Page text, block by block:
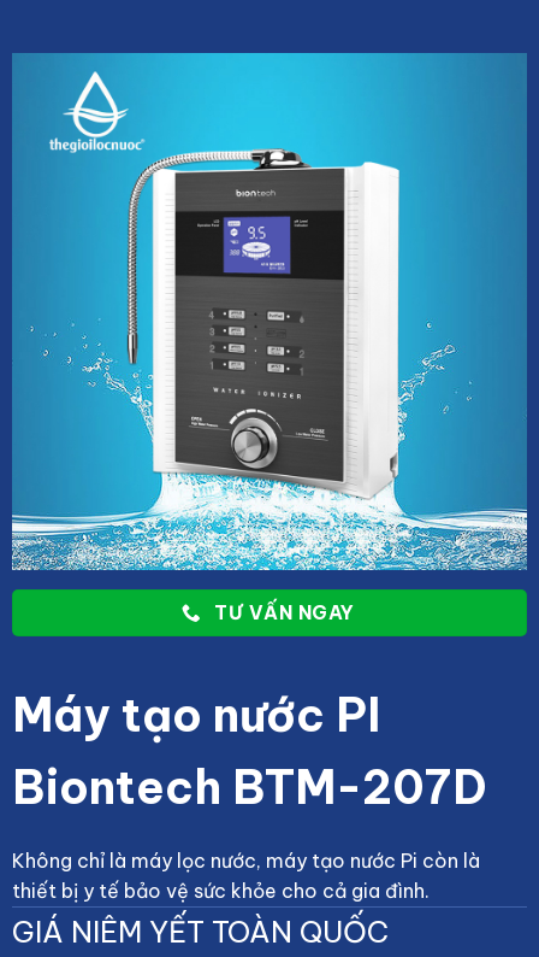
TƯ VẤN NGAY
Máy tạo nước PI
Biontech BTM-207D
Không chỉ là máy lọc nước, máy tạo nước Pi còn là
thiết bị y tế bảo vệ sức khỏe cho cả gia đình.
GIÁ NIÊM YẾT TOÀN QUỐC